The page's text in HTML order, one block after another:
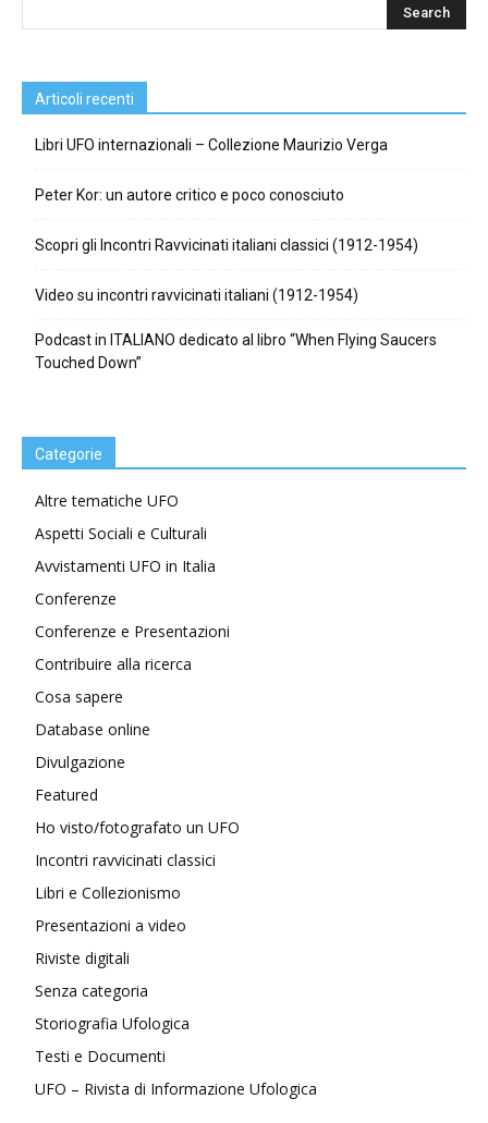
Articoli recenti
Libri UFO internazionali – Collezione Maurizio Verga
Peter Kor: un autore critico e poco conosciuto
Scopri gli Incontri Ravvicinati italiani classici (1912-1954)
Video su incontri ravvicinati italiani (1912-1954)
Podcast in ITALIANO dedicato al libro “When Flying Saucers
Touched Down”
Categorie
Altre tematiche UFO
Aspetti Sociali e Culturali
Avvistamenti UFO in Italia
Conferenze
Conferenze e Presentazioni
Contribuire alla ricerca
Cosa sapere
Database online
Divulgazione
Featured
Ho visto/fotografato un UFO
Incontri ravvicinati classici
Libri e Collezionismo
Presentazioni a video
Riviste digitali
Senza categoria
Storiografia Ufologica
Testi e Documenti
UFO – Rivista di Informazione Ufologica